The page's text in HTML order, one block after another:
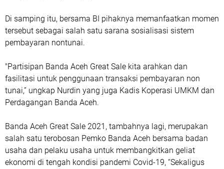
Di samping itu, bersama BI pihaknya memanfaatkan momen
tersebut sebagai salah satu sarana sosialisasi sistem
pembayaran nontunai.
"Partisipan Banda Aceh Great Sale kita arahkan dan
fasilitasi untuk penggunaan transaksi pembayaran non
tunai,” ungkap Nurdin yang juga Kadis Koperasi UMKM dan
Perdagangan Banda Aceh.
Banda Aceh Great Sale 2021, tambahnya lagi, merupakan
salah satu terobosan Pemko Banda Aceh bersama badan
usaha dan pelaku usaha untuk membangkitkan geliat
ekonomi di tengah kondisi pandemi Covid-19, “Sekaligus